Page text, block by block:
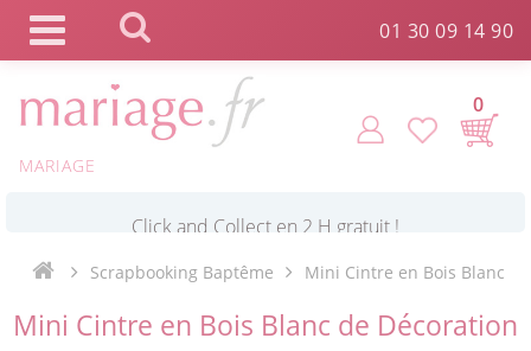
01 30 09 14 90
MARIAGE
0
Commande expédiée en 24h !
Scrapbooking Baptême Mini Cintre en Bois Blanc
Mini Cintre en Bois Blanc de Décoration
Panneau de gestion des cookies